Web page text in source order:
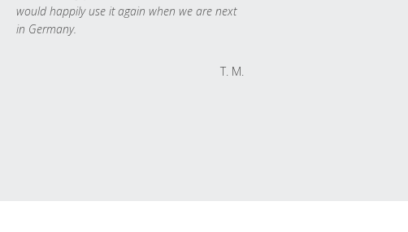
would happily use it again when we are next
in Germany.
T. M.